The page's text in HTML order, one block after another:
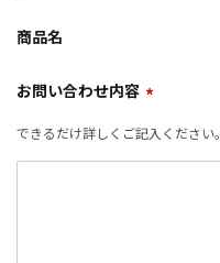
商品名
お問い合わせ内容 *
できるだけ詳しくご記入ください。